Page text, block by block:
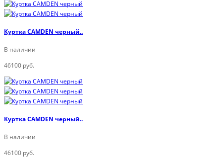
Куртка CAMDEN черный..
В наличии
46100 руб.
Куртка CAMDEN черный..
В наличии
46100 руб.